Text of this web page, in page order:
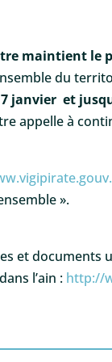
maintient le
du
janvier et
appelle à
».
et documents
l’ain : http://